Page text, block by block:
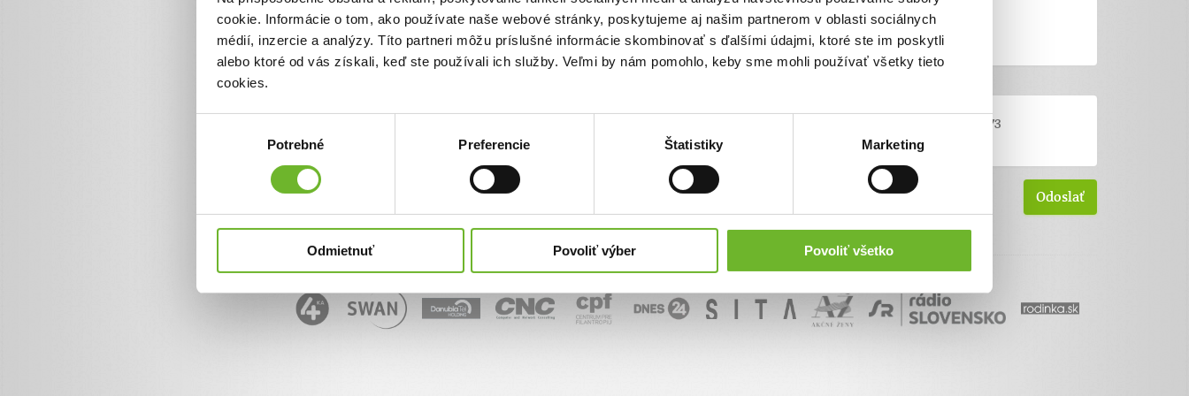
cookie. Informácie o tom, ako používate naše webové stránky, poskytujeme aj našim partnerom v oblasti sociálnych
médií, inzercie a analýzy. Títo partneri môžu príslušné informácie skombinovať s ďalšími údajmi, ktoré ste im poskytli
alebo ktoré od vás získali, keď ste používali ich služby. Veľmi by nám pomohlo, keby sme mohli používať všetky tieto
cookies.
Potrebné Preferencie Štatistiky Marketing
Odmietnuť Povoliť výber Povoliť všetko
Informácie o ĽudiaĽuďom.sk
+ 421 950 50 50 50
info@ludialudom.sk